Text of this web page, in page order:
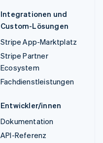
Integrationen und
Custom-Lösungen
Stripe App-Marktplatz
Stripe Partner
Ecosystem
Fachdienstleistungen
Entwickler/innen
Dokumentation
API-Referenz